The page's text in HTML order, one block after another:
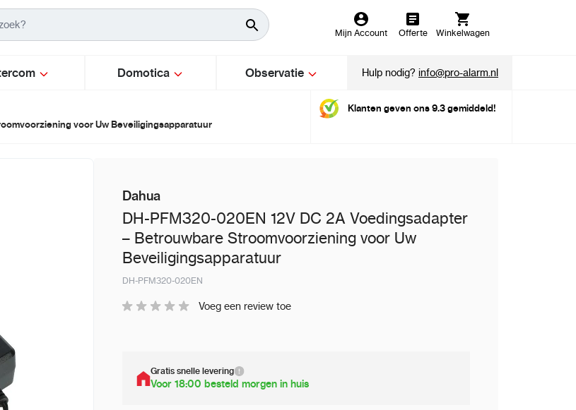
Mijn Account Offerte Winkelwagen
Domotica Observatie Hulp nodig?info@pro-alarm.nl
voor Uw Beveiligingsapparatuur
Klanten geven ons 9.3 gemiddeld!
Dahua
DH-PFM320-020EN 12V DC 2A Voedingsadapter
– Betrouwbare Stroomvoorziening voor Uw
Beveiligingsapparatuur
DH-PFM320-020EN
Voeg een review toe
Gratis snelle levering
Voor 18:00 besteld morgen in huis